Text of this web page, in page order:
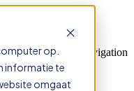
op.
informatie te
omgaat
Open main navigation